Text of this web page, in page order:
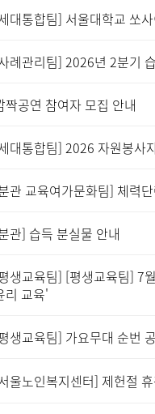
대통합팀] 서울대학교 쏘
례관리팀] 2026년 2분기
짝공연 참여자 모집 안내
대통합팀] 2026 자원봉사
관 교육여가문화팀] 체력
관] 습득 분실물 안내
생교육팀] [평생교육팀] 7
리 교육'
생교육팀] 가요무대 순번
울노인복지센터] 제헌절